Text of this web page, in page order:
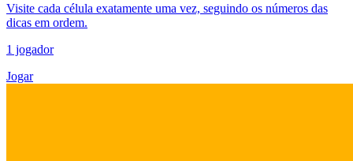
Visite cada célula exatamente uma vez, seguindo os números das
dicas em ordem.
1 jogador
Jogar